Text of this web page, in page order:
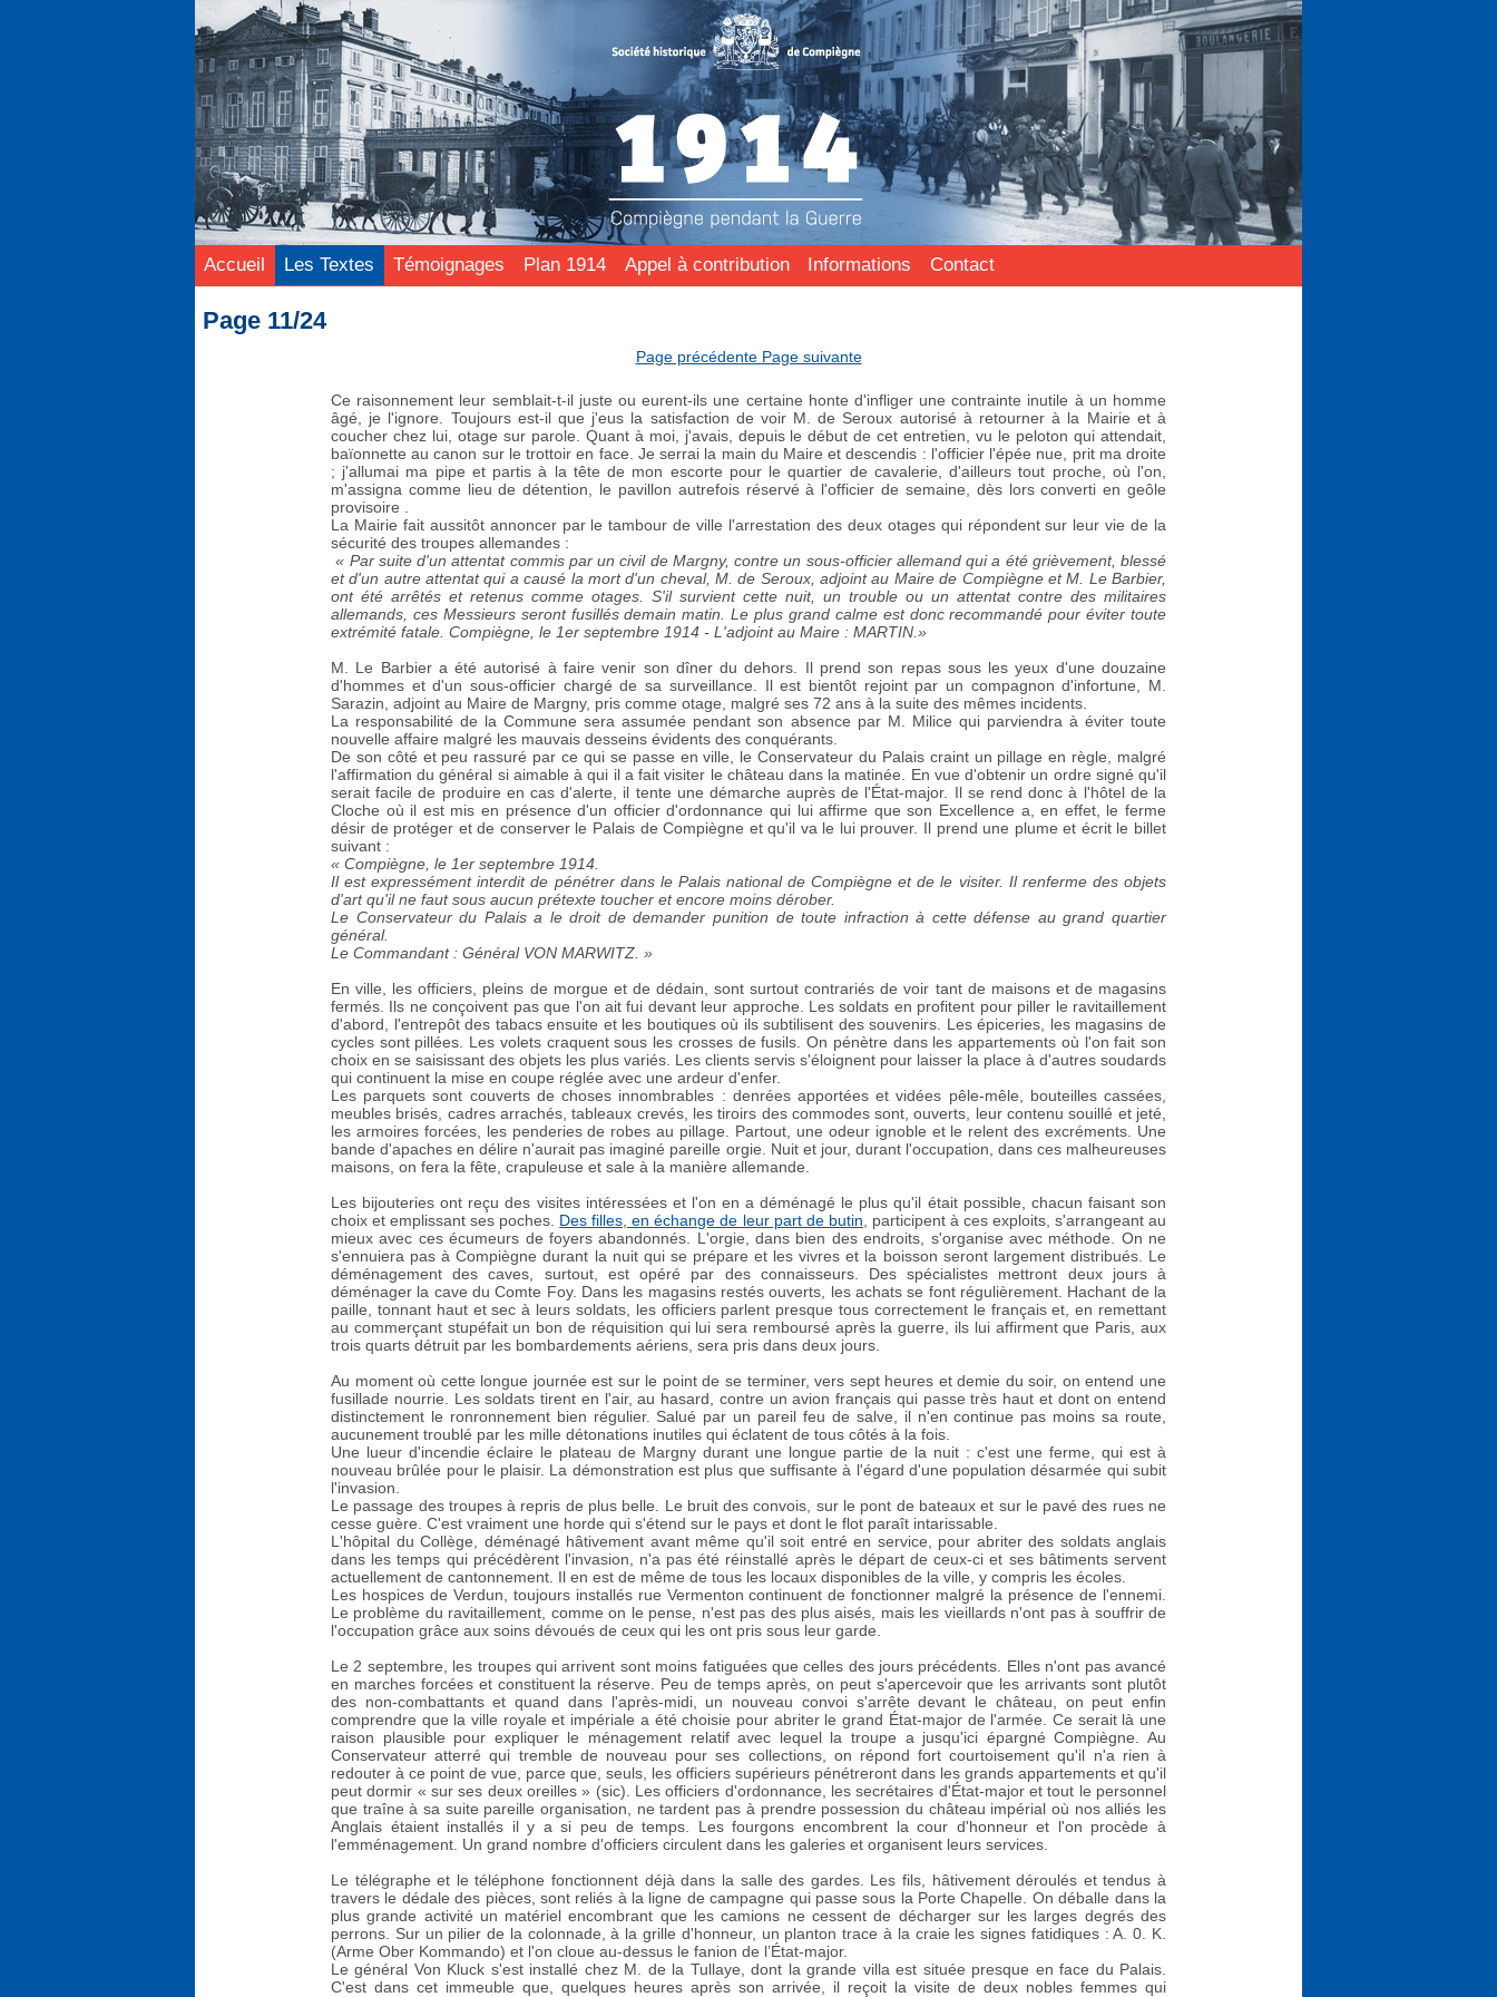
Accueil Les Textes Témoignages Plan 1914 Appel à contribution Informations Contact
Page 11/24
Page précédente Page suivante
Ce raisonnement leur semblait-t-il juste ou eurent-ils une certaine honte d'infliger une contrainte inutile à un homme
âgé, je l'ignore. Toujours est-il que j'eus la satisfaction de voir M. de Seroux autorisé à retourner à la Mairie et à
coucher chez lui, otage sur parole. Quant à moi, j'avais, depuis le début de cet entretien, vu le peloton qui attendait,
baïonnette au canon sur le trottoir en face. Je serrai la main du Maire et descendis : l'officier l'épée nue, prit ma droite
; j'allumai ma pipe et partis à la tête de mon escorte pour le quartier de cavalerie, d'ailleurs tout proche, où l'on,
m'assigna comme lieu de détention, le pavillon autrefois réservé à l'officier de semaine, dès lors converti en geôle
provisoire .
La Mairie fait aussitôt annoncer par le tambour de ville l'arrestation des deux otages qui répondent sur leur vie de la
sécurité des troupes allemandes :
« Par suite d'un attentat commis par un civil de Margny, contre un sous-officier allemand qui a été grièvement, blessé
et d'un autre attentat qui a causé la mort d'un cheval, M. de Seroux, adjoint au Maire de Compiègne et M. Le Barbier,
ont été arrêtés et retenus comme otages. S'il survient cette nuit, un trouble ou un attentat contre des militaires
allemands, ces Messieurs seront fusillés demain matin. Le plus grand calme est donc recommandé pour éviter toute
extrémité fatale. Compiègne, le 1er septembre 1914 - L'adjoint au Maire : MARTIN. »
M. Le Barbier a été autorisé à faire venir son dîner du dehors. Il prend son repas sous les yeux d'une douzaine
d'hommes et d'un sous-officier chargé de sa surveillance. Il est bientôt rejoint par un compagnon d'infortune, M.
Sarazin, adjoint au Maire de Margny, pris comme otage, malgré ses 72 ans à la suite des mêmes incidents.
La responsabilité de la Commune sera assumée pendant son absence par M. Milice qui parviendra à éviter toute
nouvelle affaire malgré les mauvais desseins évidents des conquérants.
De son côté et peu rassuré par ce qui se passe en ville, le Conservateur du Palais craint un pillage en règle, malgré
l'affirmation du général si aimable à qui il a fait visiter le château dans la matinée. En vue d'obtenir un ordre signé qu'il
serait facile de produire en cas d'alerte, il tente une démarche auprès de l'État-major. Il se rend donc à l'hôtel de la
Cloche où il est mis en présence d'un officier d'ordonnance qui lui affirme que son Excellence a, en effet, le ferme
désir de protéger et de conserver le Palais de Compiègne et qu'il va le lui prouver. Il prend une plume et écrit le billet
suivant :
« Compiègne, le 1er septembre 1914.
Il est expressément interdit de pénétrer dans le Palais national de Compiègne et de le visiter. Il renferme des objets
d'art qu'il ne faut sous aucun prétexte toucher et encore moins dérober.
Le Conservateur du Palais a le droit de demander punition de toute infraction à cette défense au grand quartier
général.
Le Commandant : Général VON MARWITZ. »
En ville, les officiers, pleins de morgue et de dédain, sont surtout contrariés de voir tant de maisons et de magasins
fermés. Ils ne conçoivent pas que l'on ait fui devant leur approche. Les soldats en profitent pour piller le ravitaillement
d'abord, l'entrepôt des tabacs ensuite et les boutiques où ils subtilisent des souvenirs. Les épiceries, les magasins de
cycles sont pillées. Les volets craquent sous les crosses de fusils. On pénètre dans les appartements où l'on fait son
choix en se saisissant des objets les plus variés. Les clients servis s'éloignent pour laisser la place à d'autres soudards
qui continuent la mise en coupe réglée avec une ardeur d'enfer.
Les parquets sont couverts de choses innombrables : denrées apportées et vidées pêle-mêle, bouteilles cassées,
meubles brisés, cadres arrachés, tableaux crevés, les tiroirs des commodes sont, ouverts, leur contenu souillé et jeté,
les armoires forcées, les penderies de robes au pillage. Partout, une odeur ignoble et le relent des excréments. Une
bande d'apaches en délire n'aurait pas imaginé pareille orgie. Nuit et jour, durant l'occupation, dans ces malheureuses
maisons, on fera la fête, crapuleuse et sale à la manière allemande.
Les bijouteries ont reçu des visites intéressées et l'on en a déménagé le plus qu'il était possible, chacun faisant son
choix et emplissant ses poches. Des filles, en échange de leur part de butin , participent à ces exploits, s'arrangeant au
mieux avec ces écumeurs de foyers abandonnés. L'orgie, dans bien des endroits, s'organise avec méthode. On ne
s'ennuiera pas à Compiègne durant la nuit qui se prépare et les vivres et la boisson seront largement distribués. Le
déménagement des caves, surtout, est opéré par des connaisseurs. Des spécialistes mettront deux jours à
déménager la cave du Comte Foy. Dans les magasins restés ouverts, les achats se font régulièrement. Hachant de la
paille, tonnant haut et sec à leurs soldats, les officiers parlent presque tous correctement le français et, en remettant
au commerçant stupéfait un bon de réquisition qui lui sera remboursé après la guerre, ils lui affirment que Paris, aux
trois quarts détruit par les bombardements aériens, sera pris dans deux jours.
Au moment où cette longue journée est sur le point de se terminer, vers sept heures et demie du soir, on entend une
fusillade nourrie. Les soldats tirent en l'air, au hasard, contre un avion français qui passe très haut et dont on entend
distinctement le ronronnement bien régulier. Salué par un pareil feu de salve, il n'en continue pas moins sa route,
aucunement troublé par les mille détonations inutiles qui éclatent de tous côtés à la fois.
Une lueur d'incendie éclaire le plateau de Margny durant une longue partie de la nuit : c'est une ferme, qui est à
nouveau brûlée pour le plaisir. La démonstration est plus que suffisante à l'égard d'une population désarmée qui subit
l'invasion.
Le passage des troupes à repris de plus belle. Le bruit des convois, sur le pont de bateaux et sur le pavé des rues ne
cesse guère. C'est vraiment une horde qui s'étend sur le pays et dont le flot paraît intarissable.
L'hôpital du Collège, déménagé hâtivement avant même qu'il soit entré en service, pour abriter des soldats anglais
dans les temps qui précédèrent l'invasion, n'a pas été réinstallé après le départ de ceux-ci et ses bâtiments servent
actuellement de cantonnement. Il en est de même de tous les locaux disponibles de la ville, y compris les écoles.
Les hospices de Verdun, toujours installés rue Vermenton continuent de fonctionner malgré la présence de l'ennemi.
Le problème du ravitaillement, comme on le pense, n'est pas des plus aisés, mais les vieillards n'ont pas à souffrir de
l'occupation grâce aux soins dévoués de ceux qui les ont pris sous leur garde.
Le 2 septembre, les troupes qui arrivent sont moins fatiguées que celles des jours précédents. Elles n'ont pas avancé
en marches forcées et constituent la réserve. Peu de temps après, on peut s'apercevoir que les arrivants sont plutôt
des non-combattants et quand dans l'après-midi, un nouveau convoi s'arrête devant le château, on peut enfin
comprendre que la ville royale et impériale a été choisie pour abriter le grand État-major de l'armée. Ce serait là une
raison plausible pour expliquer le ménagement relatif avec lequel la troupe a jusqu'ici épargné Compiègne. Au
Conservateur atterré qui tremble de nouveau pour ses collections, on répond fort courtoisement qu'il n'a rien à
redouter à ce point de vue, parce que, seuls, les officiers supérieurs pénétreront dans les grands appartements et qu'il
peut dormir « sur ses deux oreilles » (sic). Les officiers d'ordonnance, les secrétaires d'État-major et tout le personnel
que traîne à sa suite pareille organisation, ne tardent pas à prendre possession du château impérial où nos alliés les
Anglais étaient installés il y a si peu de temps. Les fourgons encombrent la cour d'honneur et l'on procède à
l'emménagement. Un grand nombre d'officiers circulent dans les galeries et organisent leurs services.
Le télégraphe et le téléphone fonctionnent déjà dans la salle des gardes. Les fils, hâtivement déroulés et tendus à
travers le dédale des pièces, sont reliés à la ligne de campagne qui passe sous la Porte Chapelle. On déballe dans la
plus grande activité un matériel encombrant que les camions ne cessent de décharger sur les larges degrés des
perrons. Sur un pilier de la colonnade, à la grille d'honneur, un planton trace à la craie les signes fatidiques : A. 0. K.
(Arme Ober Kommando) et l'on cloue au-dessus le fanion de l’État-major.
Le général Von Kluck s'est installé chez M. de la Tullaye, dont la grande villa est située presque en face du Palais.
C'est dans cet immeuble que, quelques heures après son arrivée, il reçoit la visite de deux nobles femmes qui